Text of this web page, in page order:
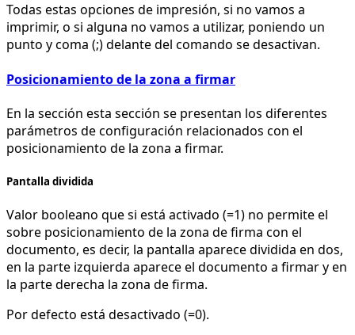
Todas estas opciones de impresión, si no vamos a
imprimir, o si alguna no vamos a utilizar, poniendo un
punto y coma (;) delante del comando se desactivan.
Posicionamiento de la zona a firmar
En la sección esta sección se presentan los diferentes
parámetros de configuración relacionados con el
posicionamiento de la zona a firmar.
Pantalla dividida
Valor booleano que si está activado (=1) no permite el
sobre posicionamiento de la zona de firma con el
documento, es decir, la pantalla aparece dividida en dos,
en la parte izquierda aparece el documento a firmar y en
la parte derecha la zona de firma.
Por defecto está desactivado (=0).